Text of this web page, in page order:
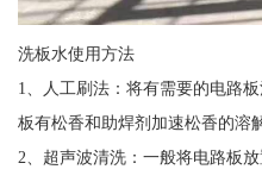
洗板水使用方法
1、人工刷法：将有需要的电路
板有松香和助焊剂加速松香的溶
2、超声波清洗：一般将电路板